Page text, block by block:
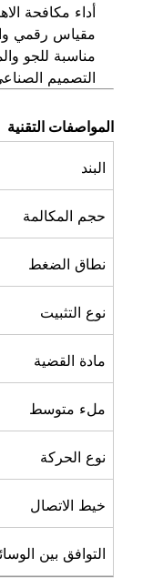
أداء مكافحة
مقياس رقمي
مناسبة للجو
التصميم
المواصفات التقنية
البند
حجم المكالمة
نطاق الضغط
نوع التثبيت
مادة القضية
ملء متوسط
نوع الحركة
خيط الاتصال
التوافق بين